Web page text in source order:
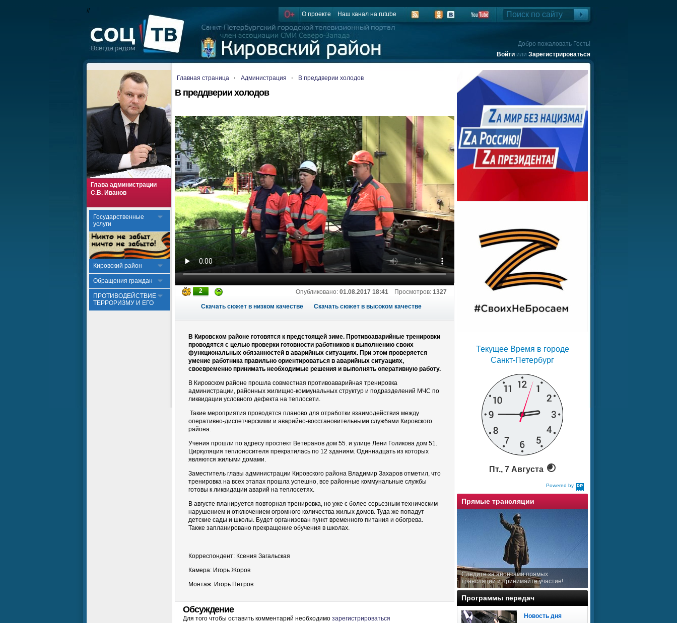
О проекте Наш канал на rutube
//
Добро пожаловать Гость!
Войти или Зарегистрироваться
Глава администрации
С.В. Иванов
Государственные
услуги
Кировский район
Обращения граждан
ПРОТИВОДЕЙСТВИЕ
ТЕРРОРИЗМУ И ЕГО
Главная страница Администрация В преддверии холодов
В преддверии холодов
2 Опубликовано: 01.08.2017 18:41 Просмотров: 1327
Скачать сюжет в низком качестве Скачать сюжет в высоком качестве
В Кировском районе готовятся к предстоящей зиме. Противоаварийные тренировки
проводятся с целью проверки готовности работников к выполнению своих
функциональных обязанностей в аварийных ситуациях. При этом проверяется
умение работника правильно ориентироваться в аварийных ситуациях,
своевременно принимать необходимые решения и выполнять оперативную работу.
В Кировском районе прошла совместная противоаварийная тренировка
администрации, районных жилищно-коммунальных структур и подразделений МЧС по
ликвидации условного дефекта на теплосети.
Такие мероприятия проводятся планово для отработки взаимодействия между
оперативно-диспетчерскими и аварийно-восстановительными службами Кировского
района.
Учения прошли по адресу проспект Ветеранов дом 55. и улице Лени Голикова дом 51.
Циркуляция теплоносителя прекратилась по 12 зданиям. Одиннадцать из которых
являются жилыми домами.
Заместитель главы администрации Кировского района Владимир Захаров отметил, что
тренировка на всех этапах прошла успешно, все районные коммунальные службы
готовы к ликвидации аварий на теплосетях.
В августе планируется повторная тренировка, но уже с более серьезным техническим
нарушением и отключением огромного количества жилых домов. Туда же попадут
детские сады и школы. Будет организован пункт временного питания и обогрева.
Также запланировано прекращение обучения в школах.
Корреспондент: Ксения Загальская
Камера: Игорь Жоров
Монтаж: Игорь Петров
Обсуждение
Для того чтобы оставить комментарий необходимо зарегистрироваться
Powered by
DaysPedia.com
Текущее Время в городе
Санкт-Петербург
Пт., 7 Августа
Прямые трансляции
Следите за анонсами прямых
трансляций и принимайте участие!
Программы передач
Новость дня